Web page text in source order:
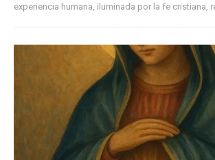
experiencia humana, iluminada por la fe cristiana,